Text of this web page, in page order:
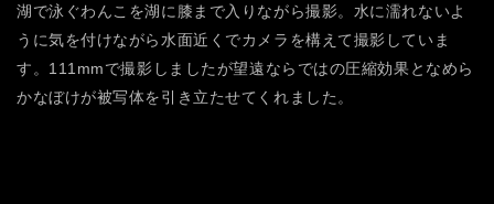
湖で泳ぐわんこを湖に膝まで入りながら撮影。水に濡れないよ
うに気を付けながら水面近くでカメラを構えて撮影していま
す。111mmで撮影しましたが望遠ならではの圧縮効果となめら
かなぼけが被写体を引き立たせてくれました。